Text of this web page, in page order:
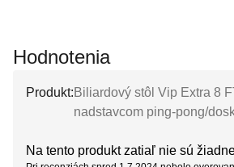
Hodnotenia
Produkt: Biliardový stôl Vip Extra 8
nadstavcom ping-pong/
Na tento produkt zatiaľ nie sú